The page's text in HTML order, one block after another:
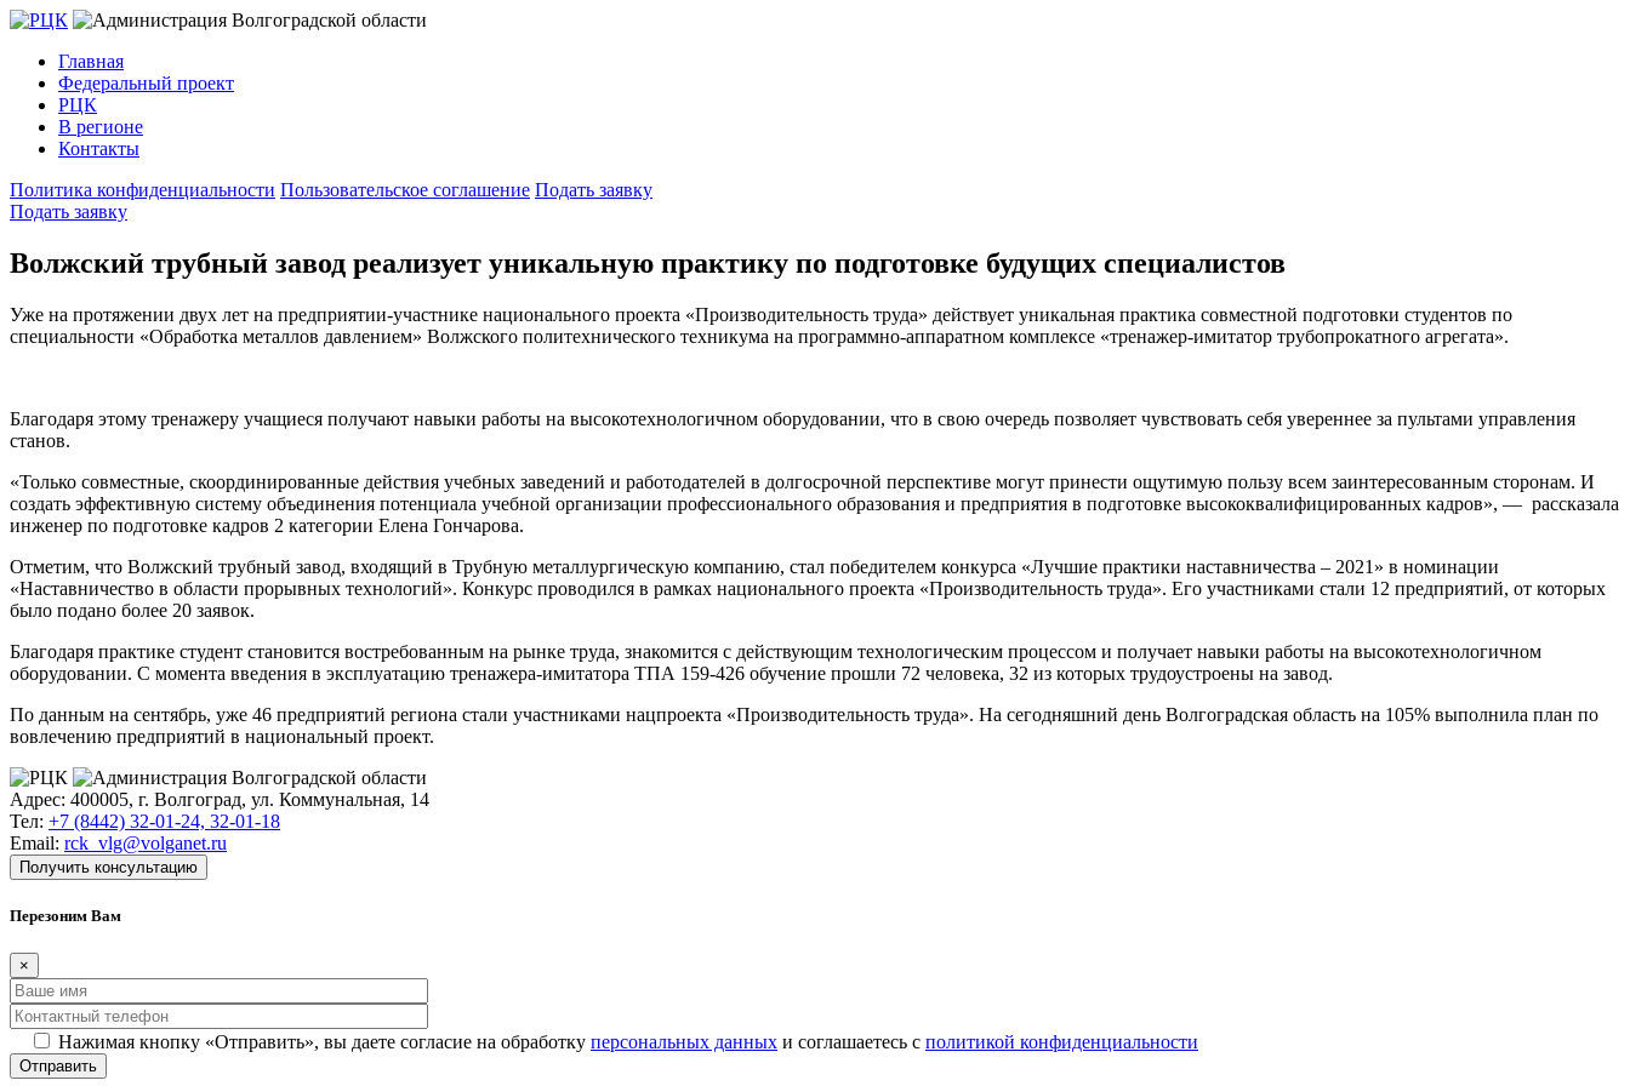
Главная
Федеральный проект
РЦК
В регионе
Контакты
Политика конфиденциальности Пользовательское соглашение Подать заявку
Подать заявку
Волжский трубный завод реализует уникальную практику по подготовке будущих специалистов
Уже на протяжении двух лет на предприятии-участнике национального проекта «Производительность труда» действует уникальная практика совместной подготовки студентов по
специальности «Обработка металлов давлением» Волжского политехнического техникума на программно-аппаратном комплексе «тренажер-имитатор трубопрокатного агрегата».
Благодаря этому тренажеру учащиеся получают навыки работы на высокотехнологичном оборудовании, что в свою очередь позволяет чувствовать себя увереннее за пультами управления
станов.
«Только совместные, скоординированные действия учебных заведений и работодателей в долгосрочной перспективе могут принести ощутимую пользу всем заинтересованным сторонам. И
создать эффективную систему объединения потенциала учебной организации профессионального образования и предприятия в подготовке высококвалифицированных кадров», — рассказала
инженер по подготовке кадров 2 категории Елена Гончарова.
Отметим, что Волжский трубный завод, входящий в Трубную металлургическую компанию, стал победителем конкурса «Лучшие практики наставничества – 2021» в номинации
«Наставничество в области прорывных технологий». Конкурс проводился в рамках национального проекта «Производительность труда». Его участниками стали 12 предприятий, от которых
было подано более 20 заявок.
Благодаря практике студент становится востребованным на рынке труда, знакомится с действующим технологическим процессом и получает навыки работы на высокотехнологичном
оборудовании. С момента введения в эксплуатацию тренажера-имитатора ТПА 159-426 обучение прошли 72 человека, 32 из которых трудоустроены на завод.
По данным на сентябрь, уже 46 предприятий региона стали участниками нацпроекта «Производительность труда». На сегодняшний день Волгоградская область на 105% выполнила план по
вовлечению предприятий в национальный проект.
Адрес: 400005, г. Волгоград, ул. Коммунальная, 14
Тел: +7 (8442) 32-01-24, 32-01-18
Email: rck_vlg@volganet.ru
Получить консультацию
Перезоним Вам
×
Нажимая кнопку «Отправить», вы даете согласие на обработку персональных данных и соглашаетесь с политикой конфиденциальности